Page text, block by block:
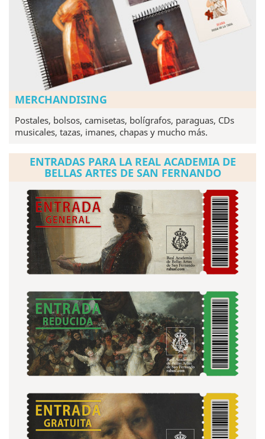
MERCHANDISING
Postales, bolsos, camisetas, bolígrafos, paraguas, CDs
musicales, tazas, imanes, chapas y mucho más.
ENTRADAS PARA LA REAL ACADEMIA DE
BELLAS ARTES DE SAN FERNANDO